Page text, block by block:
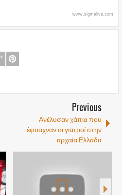
www.sigmalive.com
Previous
Ανέλυσαν χάπια που
έφτιαχναν οι γιατροί στην
αρχαία Ελλάδα